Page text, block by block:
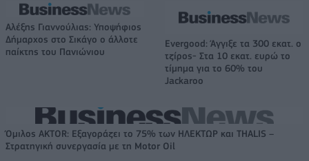
Αλέξης Γιαννούλιας: Υποψήφιος
Δήμαρχος στο Σικάγο ο άλλοτε
παίκτης του Πανιώνιου
Evergood: Άγγιξε τα 300 εκατ. ο
τζίρος- Στα 10 εκατ. ευρώ το
τίμημα για το 60% του
Jackaroo
Όμιλος AKTOR: Εξαγοράζει το 75% των ΗΛΕΚΤΩΡ και THALIS –
Στρατηγική συνεργασία με τη Motor Oil